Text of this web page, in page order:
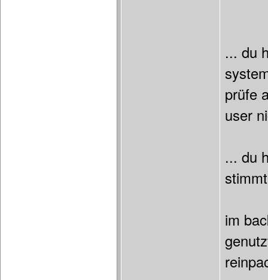
... du
prüfe
user
... du
im